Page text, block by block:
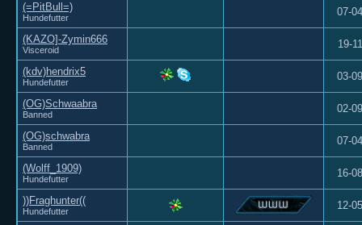
(=PitBull=)
Hundefutter 07-
(KAZO]-Zymin666
Visceroid 19-
(kdv)hendrix5
Hundefutter 03-
(OG)Schwaabra
Banned 02-
(OG)schwabra
Banned 07-
(Wolff_1909)
Hundefutter 16-
))Fraghunter((
Hundefutter 12-